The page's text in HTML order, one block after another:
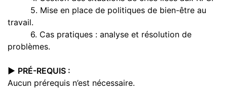
5. Mise en place de politiques de bien-être au
travail.
6. Cas pratiques : analyse et résolution de
problèmes.
▶️ PRÉ-REQUIS :
Aucun prérequis n’est nécessaire.